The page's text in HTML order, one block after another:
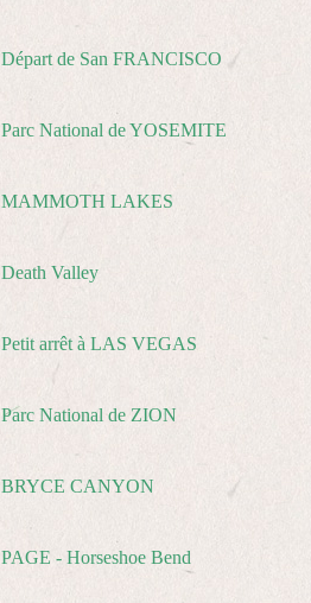
Départ de San FRANCISCO
Parc National de YOSEMITE
MAMMOTH LAKES
Death Valley
Petit arrêt à LAS VEGAS
Parc National de ZION
BRYCE CANYON
PAGE - Horseshoe Bend